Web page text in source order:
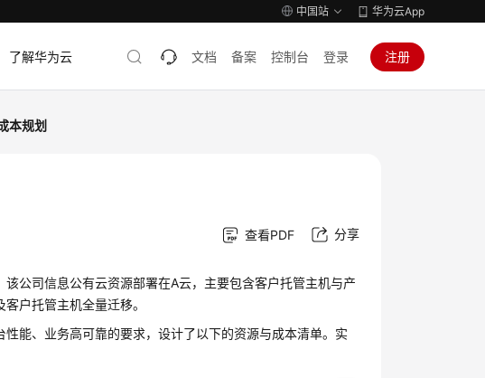
中国站 华为云App
了解华为云 文档 备案 控制台 登录 注册
本规划
查看PDF 分享
公司信息公有云资源部署在A云，主要包含客户托管主机与产
户托管主机全量迁移。
能、业务高可靠的要求，设计了以下的资源与成本清单。实